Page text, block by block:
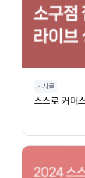
게시글
스스로 커머